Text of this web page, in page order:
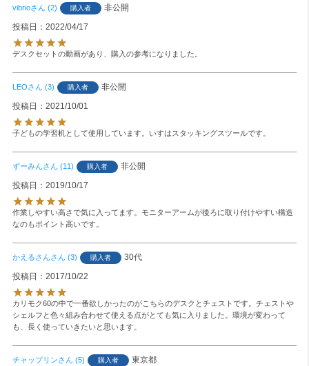
vibrio 2 購入者
非公開
投稿日
2022/04/17
デスクセットの動画があり、購入の参考になりました。
LEO 3 購入者
非公開
投稿日
2021/10/01
子どもの学習机として使用しています。いすはスタッキングスツールです。
ずーみん 11 購入者
非公開
投稿日
2019/10/17
作業しやすい高さで気に入ってます。モニターアームが後ろに取り付けやすい構造
なのもポイント高いです。
かえるさん 3 購入者
30代
投稿日
2017/10/22
カリモク60の中で一番欲しかったのがこちらのデスクとチェストです。チェストや
シェルフと色々組み合わせて使える点がとても気に入りました。環境が変わって
も、長く使っていきたいと思います。
チャップリン 5 購入者
東京都